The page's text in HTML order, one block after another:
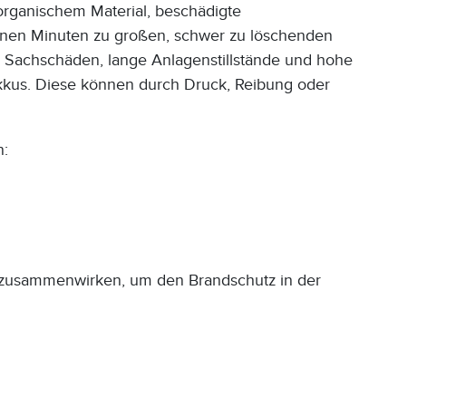
Material, beschädigte
Minuten zu großen, schwer zu löschenden
lange Anlagenstillstände und hohe
Diese können durch Druck, Reibung oder
um den Brandschutz in der